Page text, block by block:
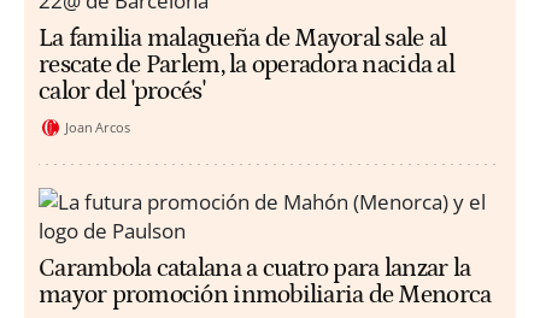
La familia malagueña de Mayoral sale al
rescate de Parlem, la operadora nacida al
calor del 'procés'
Joan Arcos
Carambola catalana a cuatro para lanzar la
mayor promoción inmobiliaria de Menorca